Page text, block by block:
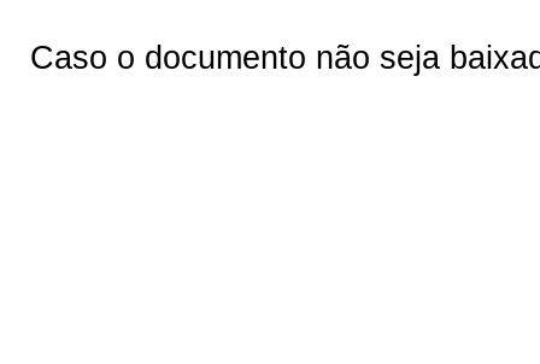
Caso o documento não seja